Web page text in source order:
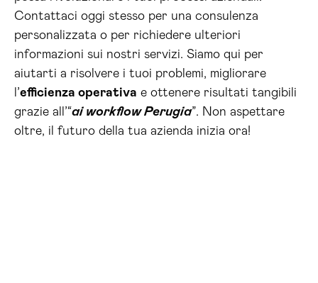
Contattaci oggi stesso per una consulenza
personalizzata o per richiedere ulteriori
informazioni sui nostri servizi. Siamo qui per
aiutarti a risolvere i tuoi problemi, migliorare
l’efficienza operativa e ottenere risultati tangibili
grazie all’“ai workflow Perugia”. Non aspettare
oltre, il futuro della tua azienda inizia ora!